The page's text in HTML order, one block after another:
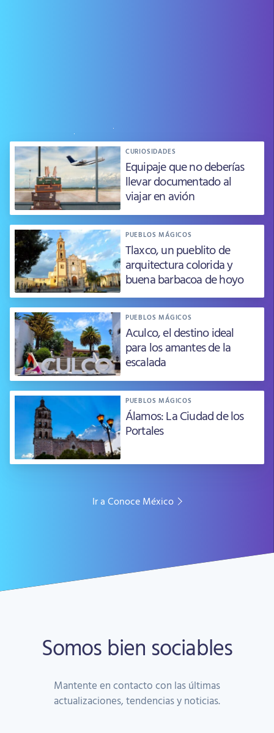
CURIOSIDADES
Equipaje que no deberías
llevar documentado al
viajar en avión
PUEBLOS MÁGICOS
Tlaxco, un pueblito de
arquitectura colorida y
buena barbacoa de hoyo
PUEBLOS MÁGICOS
Aculco, el destino ideal
para los amantes de la
escalada
PUEBLOS MÁGICOS
Álamos: La Ciudad de los
Portales
Ir a Conoce México
Somos bien sociables
Mantente en contacto con las últimas
actualizaciones, tendencias y noticias.